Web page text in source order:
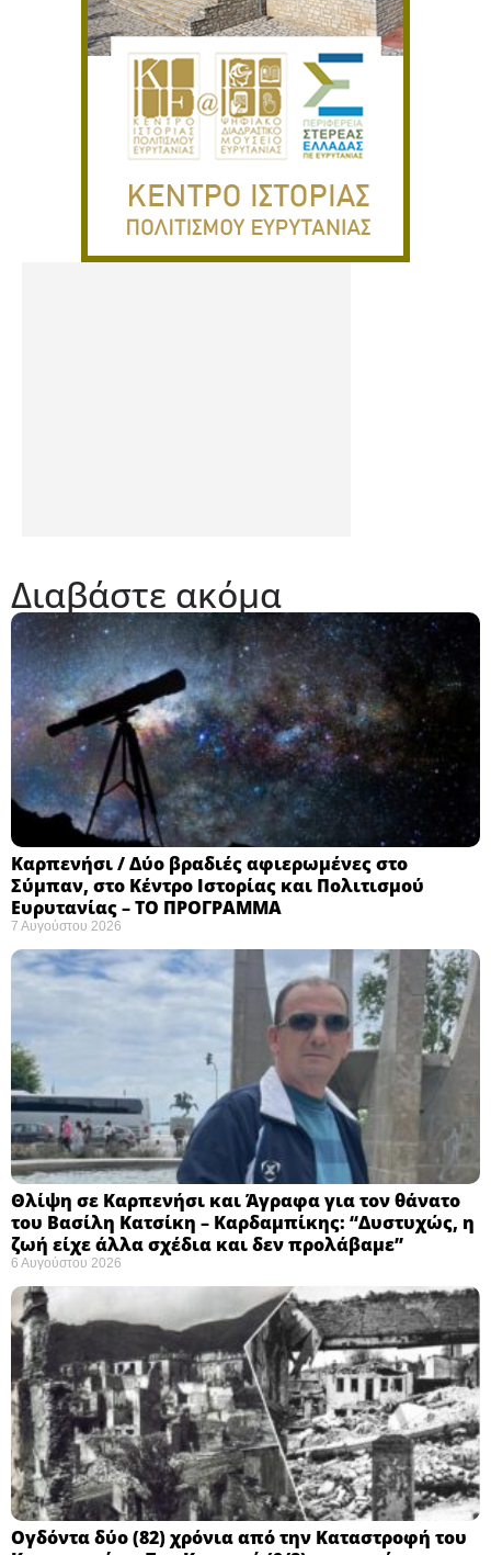
Διαβάστε ακόμα
Καρπενήσι / Δύο βραδιές αφιερωμένες στο
Σύμπαν, στο Κέντρο Ιστορίας και Πολιτισμού
Ευρυτανίας – ΤΟ ΠΡΟΓΡΑΜΜΑ
7 Αυγούστου 2026
Θλίψη σε Καρπενήσι και Άγραφα για τον θάνατο
του Βασίλη Κατσίκη – Καρδαμπίκης: “Δυστυχώς, η
ζωή είχε άλλα σχέδια και δεν προλάβαμε”
6 Αυγούστου 2026
Ογδόντα δύο (82) χρόνια από την Καταστροφή του